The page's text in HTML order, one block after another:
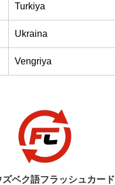
Turkiya
Ukraina
Vengriya
ズベク語フラッシュカード